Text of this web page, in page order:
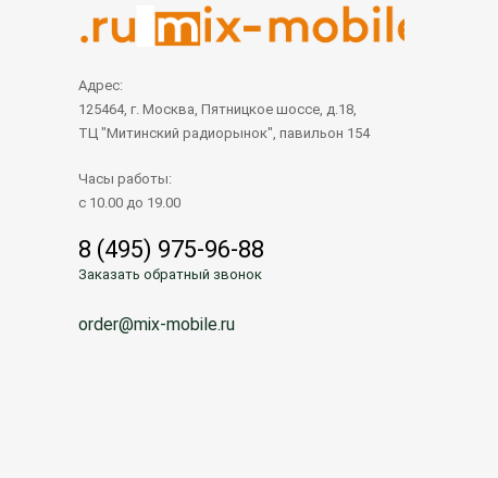
Адрес:
125464, г. Москва, Пятницкое шоссе, д.18,
ТЦ "Митинский радиорынок", павильон 154
Часы работы:
с 10.00 до 19.00
8 (495) 975-96-88
Заказать обратный звонок
order@mix-mobile.ru